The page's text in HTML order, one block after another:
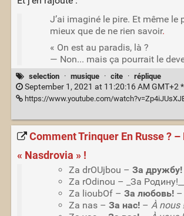
J’ai imaginé le pire. Et même le
mieux que de ne rien savoir.
« On est au paradis, là ?
— Non... mais ça pourrait le
selection · musique · cite · réplique
September 1, 2021 at 11:20:16 AM GMT+2 *
https://www.youtube.com/
Comment Trinquer En Russe ?
« Nasdrovia » !
Za drOUjbou – За дружбу!
Za rOdinou – _За
Za lioubOf – За любовь!–
Za nas – За нас!– À nous !